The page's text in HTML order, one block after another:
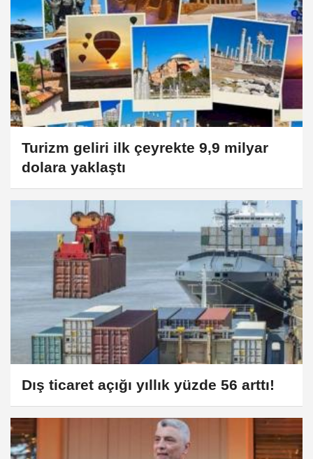
Turizm geliri ilk çeyrekte 9,9 milyar
dolara yaklaştı
Dış ticaret açığı yıllık yüzde 56 arttı!